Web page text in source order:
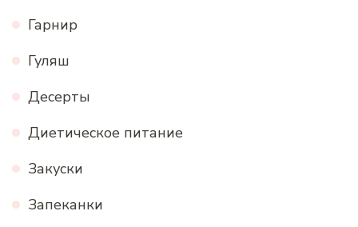
Гарнир
Гуляш
Десерты
Диетическое питание
Закуски
Запеканки